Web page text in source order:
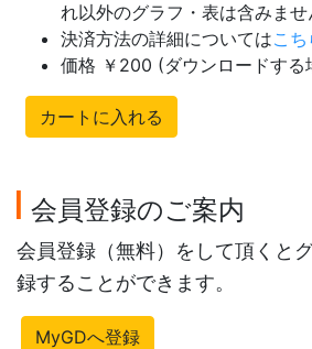
れ以外のグラフ・表は含みませ
決済方法の詳細についてはこち
価格 ￥200 (ダウンロードする
カートに入れる
会員登録のご案内
会員登録（無料）をして頂くと
録することができます。
MyGDへ登録